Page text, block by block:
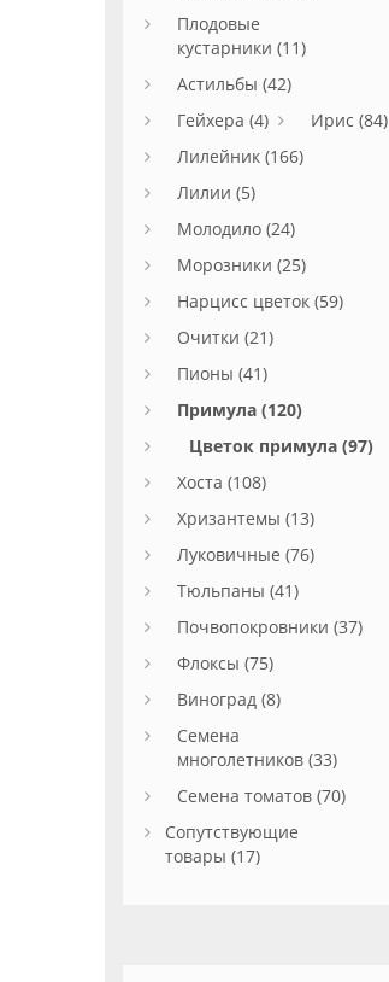
Плодовые
кустарники (11)
Астильбы (42)
Гейхера (4)
Ирис (84)
Лилейник (166)
Лилии (5)
Молодило (24)
Морозники (25)
Нарцисс цветок (59)
Очитки (21)
Пионы (41)
Примула (120)
Цветок примула (97)
Хоста (108)
Хризантемы (13)
Луковичные (76)
Тюльпаны (41)
Почвопокровники (37)
Флоксы (75)
Виноград (8)
Семена
многолетников (33)
Семена томатов (70)
Сопутствующие
товары (17)